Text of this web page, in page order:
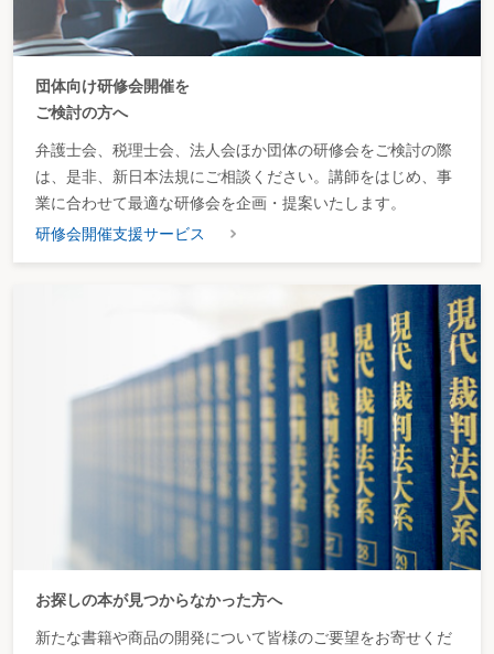
第３ 租税公課
１ 損金の額に算入されない租税公課
２ 損金の額に算入される時期
〇租税公課に関する申告調整
〇税額控除の適用を受ける所得税に係る処理
〇法人税等の還付金
〇社会保険料の延滞金
〇不動産売買価格に含まれる未経過の固定資産税の精算金
〇社員に対する交通反則金
第４ 保険料
１ 生命保険
１ 養老保険
〇役員のみを被保険者とする養老保険に係る保険料
〇同族社員の全員を対象とした定期保険
〇定期保険を払済保険に変更した場合の処理
〇長期平準定期保険に係る保険料
〇保険料の払込期間が有期で終身保障タイプの医療保険
〇役員の自宅建物を対象とする損害保険の負担
〇役員から賃借している建物を対象とする損害保険の負担
３ 社会保険料等
〇労働保険に係る概算保険料の処理
団体向け研修会開催を
ご検討の方へ
弁護士会、税理士会、法人会ほか団体の研修会をご検討の際
は、是非、新日本法規にご相談ください。講師をはじめ、事
業に合わせて最適な研修会を企画・提案いたします。
研修会開催支援サービス
お探しの本が見つからなかった方へ
新たな書籍や商品の開発について皆様のご要望をお寄せくだ